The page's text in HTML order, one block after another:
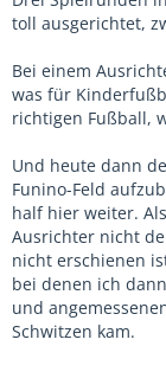
toll ausgerichtet,
Bei einem
was für
richtigen Fußball,
Und heute dann
Funino-Feld
half hier weiter.
Ausrichter nicht
nicht erschienen
bei denen ich
und
Schwitzen kam.